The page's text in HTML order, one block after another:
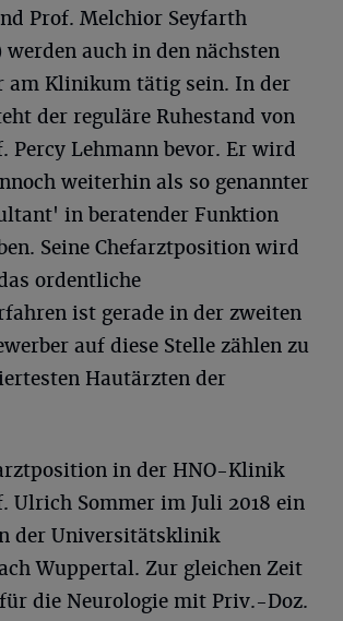
Prof. Melchior Seyfarth
auch in den nächsten
am Klinikum tätig sein. In der
der reguläre Ruhestand von
Percy Lehmann bevor. Er wird
weiterhin als so genannter
in beratender Funktion
Seine Chefarztposition wird
ordentliche
ist gerade in der zweiten
auf diese Stelle zählen zu
Hautärzten der
in der HNO-Klinik
Ulrich Sommer im Juli 2018 ein
der Universitätsklinik
Wuppertal. Zur gleichen Zeit
die Neurologie mit Priv.-Doz.